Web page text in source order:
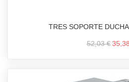
TRES SOPORTE
52,03 €